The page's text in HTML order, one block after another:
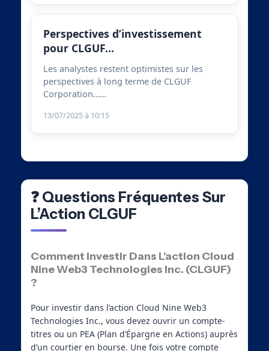
Perspectives d’investissement
pour CLGUF…
Les analystes restent optimistes sur les
perspectives à long terme de CLGUF
Corporation……
13/07/2025 à 10:15
❓ Questions Fréquentes Sur
L’Action CLGUF
Comment Investir Dans L’action Cloud
Nine Web3 Technologies Inc. (CLGUF)
?
Pour investir dans l’action Cloud Nine Web3
Technologies Inc., vous devez ouvrir un compte-
titres ou un PEA (Plan d’Épargne en Actions) auprès
d’un courtier en bourse. Une fois votre compte